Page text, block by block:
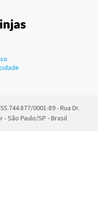
0001-89 - Rua Dr.
- São Paulo/SP - Brasil